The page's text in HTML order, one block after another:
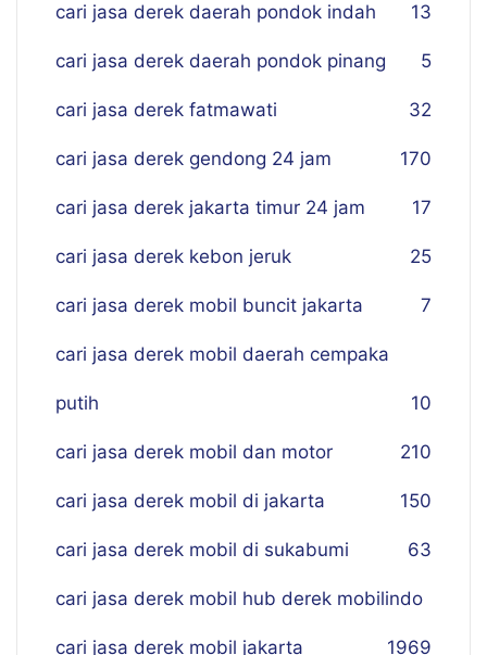
cari jasa derek daerah pondok indah 13
cari jasa derek daerah pondok pinang 5
cari jasa derek fatmawati 32
cari jasa derek gendong 24 jam 170
cari jasa derek jakarta timur 24 jam 17
cari jasa derek kebon jeruk 25
cari jasa derek mobil buncit jakarta 7
cari jasa derek mobil daerah cempaka
putih 10
cari jasa derek mobil dan motor 210
cari jasa derek mobil di jakarta 150
cari jasa derek mobil di sukabumi 63
cari jasa derek mobil hub derek mobilindo
69
cari jasa derek mobil jakarta 19